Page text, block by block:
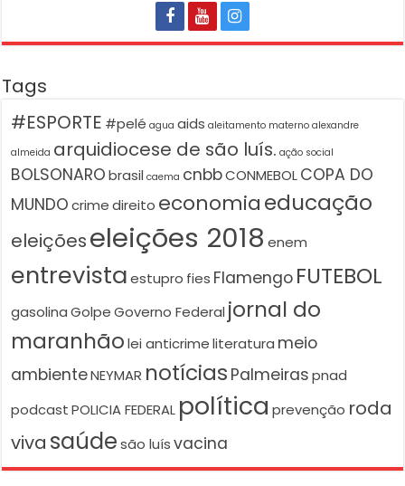
Tags
#ESPORTE #pelé agua aids aleitamento materno alexandre
almeida arquidiocese de são luís. ação social
BOLSONARO brasil caema cnbbCONMEBOLCOPA DO
MUNDO crime direito economiaeducação
eleiçõeseleições 2018 enem
entrevista estupro fies Flamengo FUTEBOL
gasolina Golpe Governo Federal jornal do
maranhão lei anticrime literatura meio
ambienteNEYMAR notícias Palmeiras pnad
podcast POLICIA FEDERAL política prevenção roda
viva saúde são luís vacina